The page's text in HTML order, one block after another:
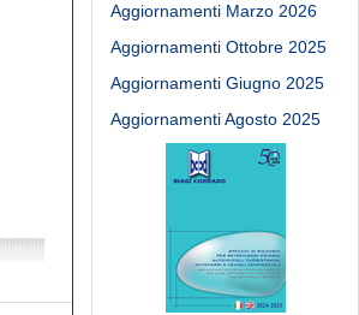
Aggiornamenti Marzo 2026
Aggiornamenti Ottobre 2025
Aggiornamenti Giugno 2025
Aggiornamenti Agosto 2025